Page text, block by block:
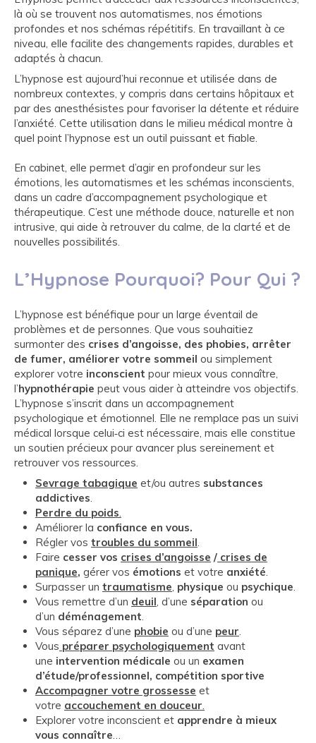
là où se trouvent nos automatismes, nos émotions
profondes et nos schémas répétitifs. En travaillant à ce
niveau, elle facilite des changements rapides, durables et
adaptés à chacun.
L’hypnose est aujourd’hui reconnue et utilisée dans de
nombreux contextes, y compris dans certains hôpitaux et
par des anesthésistes pour favoriser la détente et réduire
l’anxiété. Cette utilisation dans le milieu médical montre à
quel point l’hypnose est un outil puissant et fiable.
En cabinet, elle permet d’agir en profondeur sur les
émotions, les automatismes et les schémas inconscients,
dans un cadre d’accompagnement psychologique et
thérapeutique. C’est une méthode douce, naturelle et non
intrusive, qui aide à retrouver du calme, de la clarté et de
nouvelles possibilités.
L’Hypnose Pourquoi? Pour Qui ?
L’hypnose est bénéfique pour un large éventail de
problèmes et de personnes. Que vous souhaitiez
surmonter des crises d’angoisse, des phobies, arrêter
de fumer, améliorer votre sommeil ou simplement
explorer votre inconscient pour mieux vous connaître,
l’hypnothérapie peut vous aider à atteindre vos objectifs.
L’hypnose s’inscrit dans un accompagnement
psychologique et émotionnel. Elle ne remplace pas un suivi
médical lorsque celui‑ci est nécessaire, mais elle constitue
un soutien précieux pour avancer plus sereinement et
retrouver vos ressources.
Sevrage tabagique et/ou autres substances
addictives.
Perdre du poids.
Améliorer la confiance en vous.
Régler vos troubles du sommeil.
Faire cesser vos crises d’angoisse / crises de
panique, gérer vos émotions et votre anxiété.
Surpasser un traumatisme, physique ou psychique.
Vous remettre d’un deuil, d’une séparation ou
d’un déménagement.
Vous séparez d’une phobie ou d’une peur.
Vous préparer psychologiquement avant
une intervention médicale ou un examen
d’étude/professionnel, compétition sportive
Accompagner votre grossesse et
votre accouchement en douceur.
Explorer votre inconscient et apprendre à mieux
vous connaître…